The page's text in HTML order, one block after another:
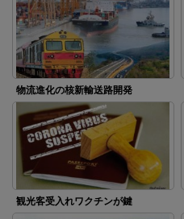
物流進化の核新輸送路開発
観光客受入れワクチンが鍵